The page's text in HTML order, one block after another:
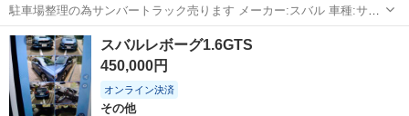
駐車場整理の為サンバートラック売ります メーカー:スバル 車種:サン
バートラック 型式:KS3 ミッション:５MT 走行距離:7万２千km 車検
残:無し エアコン:無し パワステ:無し 不具合ヵ所: •右ポジション灯破
損 •...
兵庫 神戸市 サンバー
スバルレボーグ1.6GTS
450,000円
オンライン決済
その他